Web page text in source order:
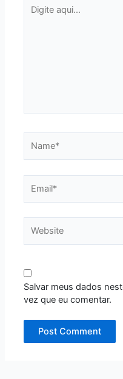
aqui...
Salvar meus dados
vez que eu comentar.